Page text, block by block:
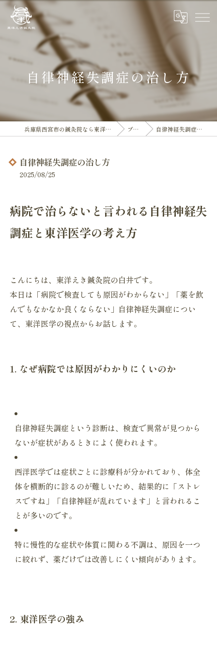
自律神経失調症の治し方
兵庫県西宮市の鍼灸院なら東洋えき鍼灸院 ブログ 自律神経失調症の治し方
自律神経失調症の治し方
2025/08/25
病院で治らないと言われる自律神経失
調症と東洋医学の考え方
こんにちは、東洋えき鍼灸院の白井です。
本日は「病院で検査しても原因がわからない」「薬を飲
んでもなかなか良くならない」自律神経失調症につい
て、 東洋医学の視点からお話します。
1. なぜ病院では原因がわかりにくいのか
自律神経失調症という診断は、 検査で異常が見つから
ないが症状があるときによく使われます。
西洋医学では症状ごとに診療科が分かれており、 体全
体を横断的に診るのが難しいため、結果的に「ストレ
スですね」「自律神経が乱れています」 と言われるこ
とが多いのです。
特に慢性的な症状や体質に関わる不調は、原因を一つ
に絞れず、 薬だけでは改善しにくい傾向があります。
2. 東洋医学の強み